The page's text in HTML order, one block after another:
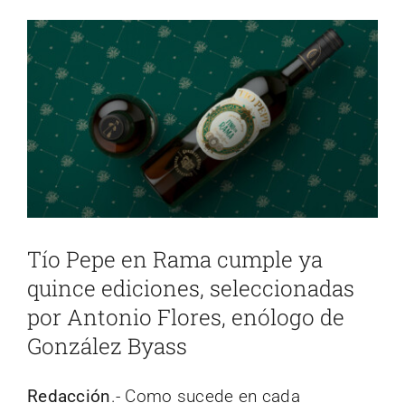
Ver
imagen
más
grande
Tío Pepe en Rama cumple ya
quince ediciones, seleccionadas
por Antonio Flores, enólogo de
González Byass
Redacción.- Como sucede en cada